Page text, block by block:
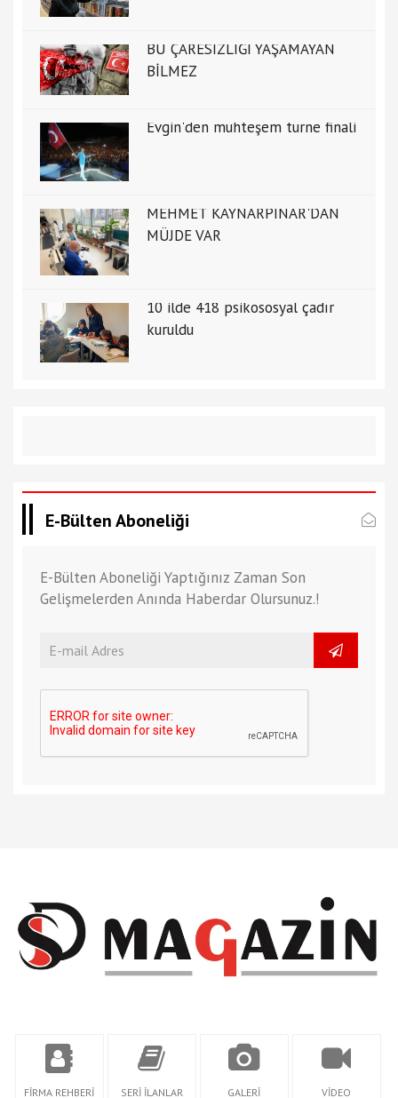
BU ÇARESİZLİĞİ YAŞAMAYAN
BİLMEZ
Evgin'den muhteşem turne finali
MEHMET KAYNARPINAR'DAN
MÜJDE VAR
10 ilde 418 psikososyal çadır
kuruldu
E-Bülten Aboneliği
E-Bülten Aboneliği Yaptığınız Zaman Son
Gelişmelerden Anında Haberdar Olursunuz.!
FİRMA REHBERİ SERİ İLANLAR GALERİ VİDEO